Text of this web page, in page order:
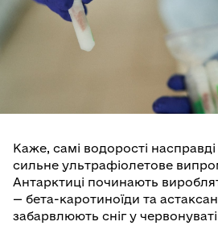
Каже, самі водорості насправді
сильне ультрафіолетове
Антарктиці починають
— бета-каротиноїди та
забарвлюють сніг у червонуваті